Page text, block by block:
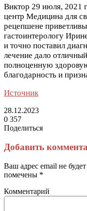
Виктор 29 июля, 2021
центр Медицина для
рецепшене
гастоинтерологу
и точно поставил
лечение дало
полноценную
благодарность и
Источник
28.12.2023
0 357
Поделиться
через
электронную
почту
Добавить
Ваш адрес email не
помечены *
Комментарий